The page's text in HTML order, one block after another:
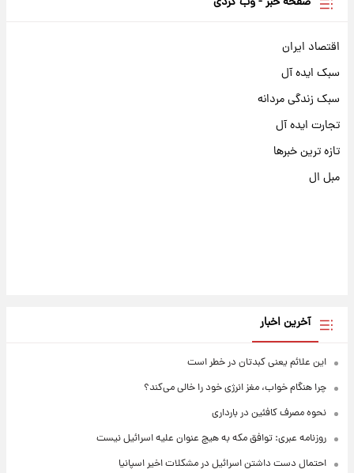
اقتصاد ایران
سبک ایده آل
سبک زندگی مردانه
تجارت ایده آل
تازه ترین خبرها
مبل ال
آخرین اخبار
این علائم یعنی کبدتان در خطر است
چرا هنگام خواب، مغز انرژی خود را خالی می‌کند؟
نحوه مصرف کافئین در بارداری
روزنامه عبری: توافق مکه به هیچ عنوان علیه اسرائیل نیست
احتمال دست داشتن اسرائیل در مشکلات اخیر اسپانیا